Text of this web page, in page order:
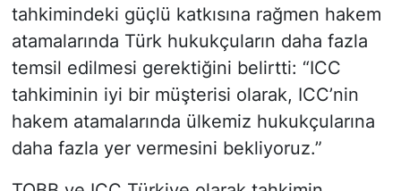
tahkimindeki güçlü katkısına rağmen hakem
atamalarında Türk hukukçuların daha fazla
temsil edilmesi gerektiğini belirtti: “ICC
tahkiminin iyi bir müşterisi olarak, ICC’nin
hakem atamalarında ülkemiz hukukçularına
daha fazla yer vermesini bekliyoruz.”